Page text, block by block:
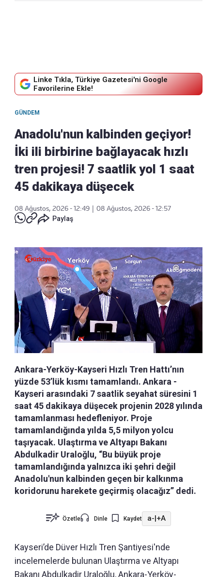
Linke Tıkla, Türkiye Gazetesi'ni Google
Favorilerine Ekle!
GÜNDEM
Anadolu'nun kalbinden geçiyor!
İki ili birbirine bağlayacak hızlı
tren projesi! 7 saatlik yol 1 saat
45 dakikaya düşecek
08 Ağustos, 2026 - 12:49
08 Ağustos, 2026 - 12:57
Paylaş
Ankara-Yerköy-Kayseri Hızlı Tren Hattı’nın
yüzde 53’lük kısmı tamamlandı. Ankara -
Kayseri arasındaki 7 saatlik seyahat süresini 1
saat 45 dakikaya düşecek projenin 2028 yılında
tamamlanması hedefleniyor. Proje
tamamlandığında yılda 5,5 milyon yolcu
taşıyacak. Ulaştırma ve Altyapı Bakanı
Abdulkadir Uraloğlu, “Bu büyük proje
tamamlandığında yalnızca iki şehri değil
Anadolu'nun kalbinden geçen bir kalkınma
koridorunu harekete geçirmiş olacağız” dedi.
Özetle Dinle Kaydet a-|+A
Kayseri’de Düver Hızlı Tren Şantiyesi'nde
incelemelerde bulunan Ulaştırma ve Altyapı
Bakanı Abdulkadir Uraloğlu, Ankara-Yerköy-